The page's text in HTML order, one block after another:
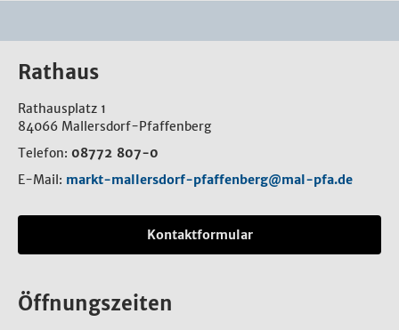
Rathaus
Rathausplatz 1
84066 Mallersdorf-Pfaffenberg
Telefon: 08772 807-0
E-Mail: markt-mallersdorf-pfaffenberg@mal-pfa.de
Kontaktformular
Öffnungszeiten